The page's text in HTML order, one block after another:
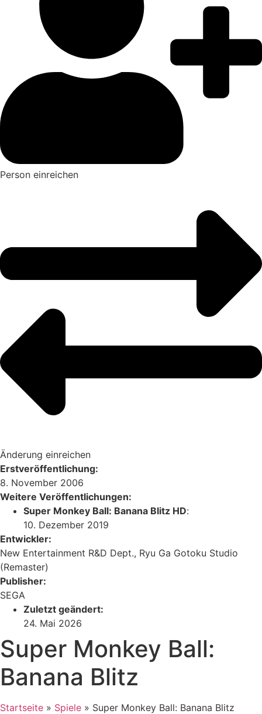
Person einreichen
Änderung einreichen
Erstveröffentlichung:
8. November 2006
Weitere Veröffentlichungen:
Super Monkey Ball: Banana Blitz HD:
10. Dezember 2019
Entwickler:
New Entertainment R&D Dept., Ryu Ga Gotoku Studio
(Remaster)
Publisher:
SEGA
Zuletzt geändert:
24. Mai 2026
Super Monkey Ball:
Banana Blitz
Startseite » Spiele » Super Monkey Ball: Banana Blitz